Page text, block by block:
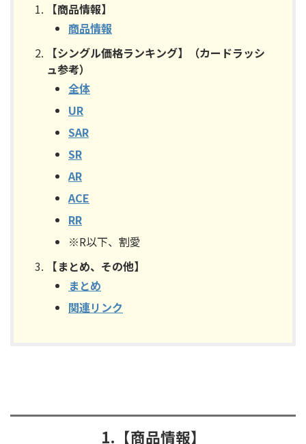
【商品情報】
商品情報
【シングル価格ランキング】（カードラッシ
ュ参考）
全体
UR
SAR
SR
AR
ACE
RR
※R以下、割愛
【まとめ、その他】
まとめ
関連リンク
1.【商品情報】